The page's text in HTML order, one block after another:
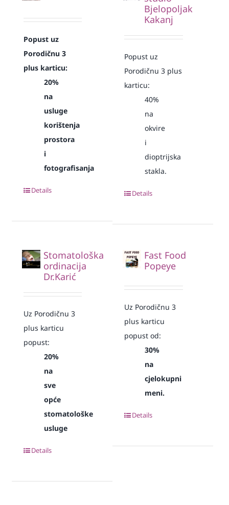
Popust uz
Porodičnu 3
plus karticu:
20%
na
usluge
korištenja
prostora
i
fotografisanja
Details
Bjelopoljak
Kakanj
Popust uz
Porodičnu 3 plus
karticu:
40%
na
okvire
i
dioptrijska
stakla.
Details
Stomatološka
ordinacija
Dr.Karić
Uz Porodičnu 3
plus karticu
popust:
20%
na
sve
opće
stomatološke
usluge
Details
Fast Food
Popeye
Uz Porodičnu 3
plus karticu
popust od:
30%
na
cjelokupni
meni.
Details